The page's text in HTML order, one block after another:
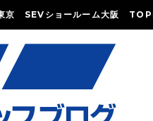
京 SEVショールーム大阪